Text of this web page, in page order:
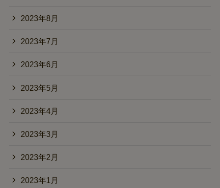
2023年8月
2023年7月
2023年6月
2023年5月
2023年4月
2023年3月
2023年2月
2023年1月